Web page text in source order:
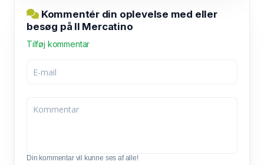
Kommentér din oplevelse med eller
besøg på Il Mercatino
Tilføj kommentar
Din kommentar vil kunne ses af alle!